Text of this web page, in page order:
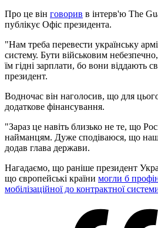
Про це він говорив в інтерв'ю The
публікує Офіс президента.
"Нам треба перевести українську
систему. Бути військовим
їм гідні зарплати, бо вони віддають
президент.
Водночас він наголосив, що для
додаткове фінансування.
"Зараз це навіть близько не те, що
найманцям. Дуже сподіваюся, що
додав глава держави.
Нагадаємо, що раніше президент
що європейські країни могли б
мобілізаційної до контрактної